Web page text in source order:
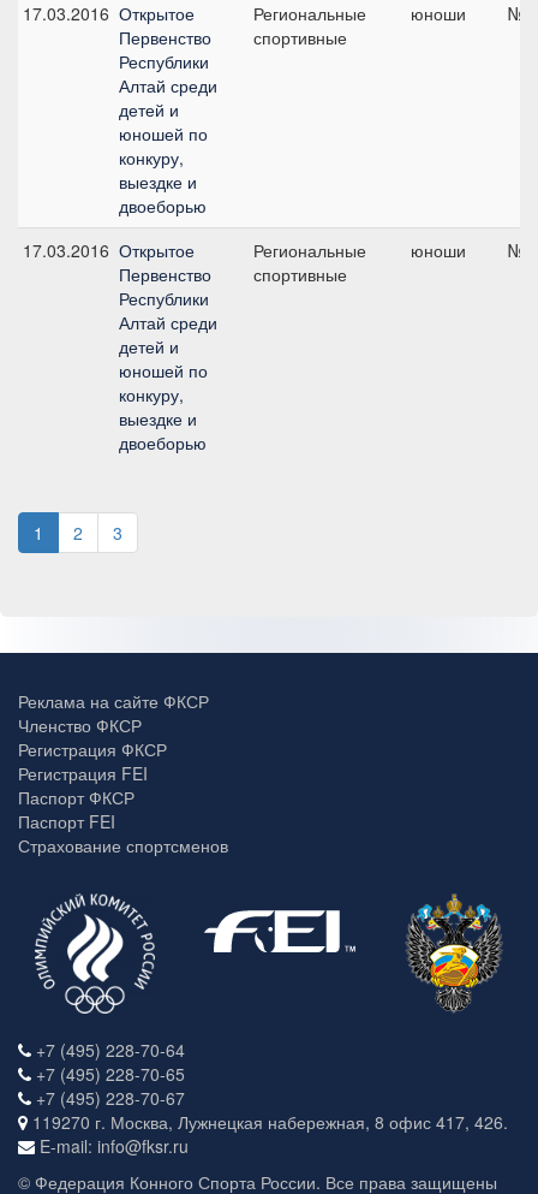
17.03.2016 Открытое
Первенство
Республики
Алтай среди
детей и
юношей по
конкуру,
выездке и
двоеборью
Региональные
спортивные
юноши
17.03.2016 Открытое
Первенство
Республики
Алтай среди
детей и
юношей по
конкуру,
выездке и
двоеборью
Региональные
спортивные
юноши
1 2 3
Реклама на сайте ФКСР
Членство ФКСР
Регистрация ФКСР
Регистрация FEI
Паспорт ФКСР
Паспорт FEI
Страхование спортсменов
+7 (495) 228-70-64
+7 (495) 228-70-65
+7 (495) 228-70-67
119270 г. Москва, Лужнецкая набережная, 8 офис 417, 426.
E-mail: info@fksr.ru
© Федерация Конного Спорта России. Все права защищены